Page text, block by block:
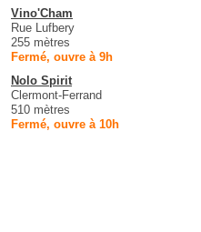
Vino'Cham
Rue Lufbery
255 mètres
Fermé, ouvre à 9h
Nolo Spirit
Clermont-Ferrand
510 mètres
Fermé, ouvre à 10h